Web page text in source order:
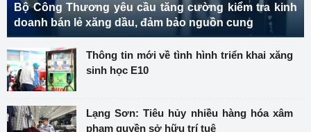
Bộ Công Thương yêu cầu tăng cường kiểm tra kinh
doanh bán lẻ xăng dầu, đảm bảo nguồn cung
Thông tin mới về tình hình triển khai xăng
sinh học E10
Lạng Sơn: Tiêu hủy nhiều hàng hóa xâm
phạm quyền sở hữu trí tuệ